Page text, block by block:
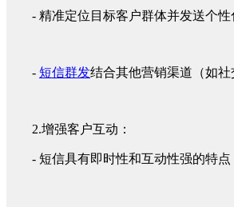
- 精准定位目标客户群体并发送个
- 短信群发结合其他营销渠道（如
2.增强客户互动：
- 短信具有即时性和互动性强的特